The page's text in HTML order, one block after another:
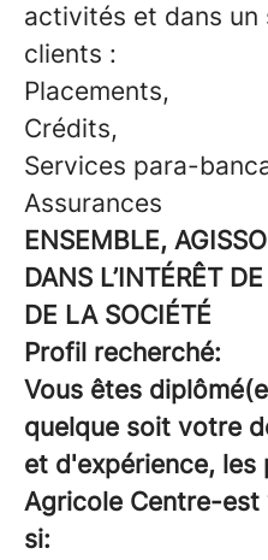
activités et dans
clients :
Placements,
Crédits,
Services para-
Assurances
ENSEMBLE,
DANS L’INTÉRÊT
DE LA SOCIÉTÉ
Profil recherché:
Vous êtes
quelque soit votre
et d'expérience,
Agricole Centre-
si: